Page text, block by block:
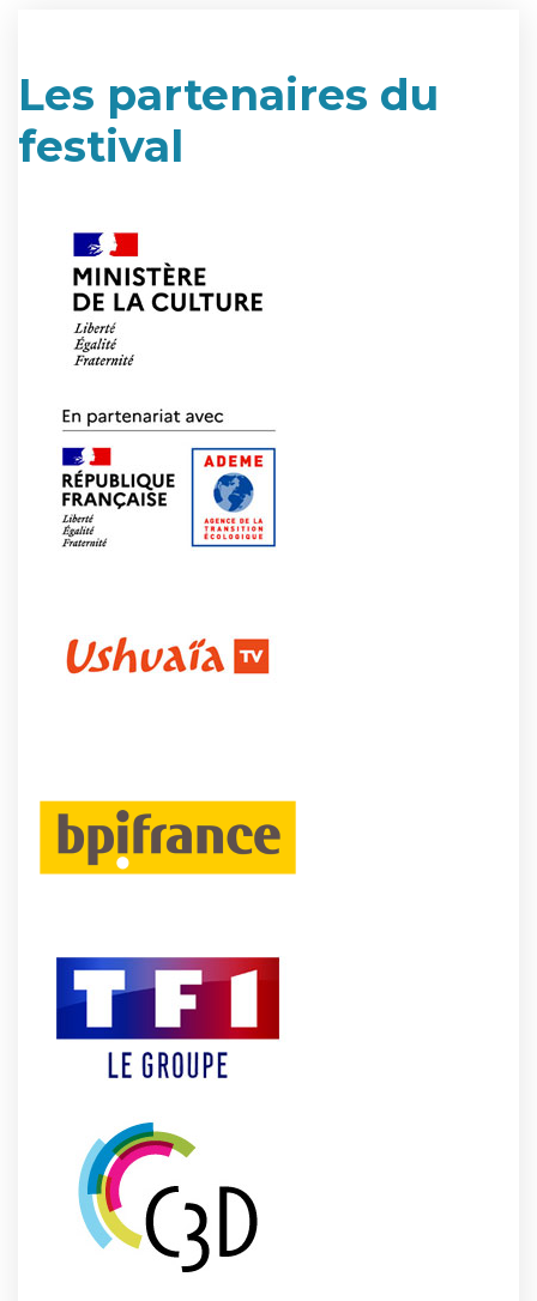
Les partenaires du
festival